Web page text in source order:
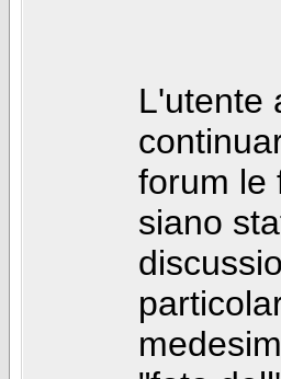
L'utente
forum le
siano